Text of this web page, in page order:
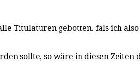
Titulaturen gebotten. fals ich
sollte, so wäre in diesen Zeiten